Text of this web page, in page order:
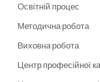
Освітній процес
Методична робота
Виховна робота
Центр професійної